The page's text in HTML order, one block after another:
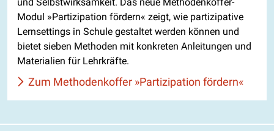
Modul »Partizipation fördern« zeigt, wie partizipative
Lernsettings in Schule gestaltet werden können und
bietet sieben Methoden mit konkreten Anleitungen und
Materialien für Lehrkräfte.
Zum Methodenkoffer »Partizipation fördern«